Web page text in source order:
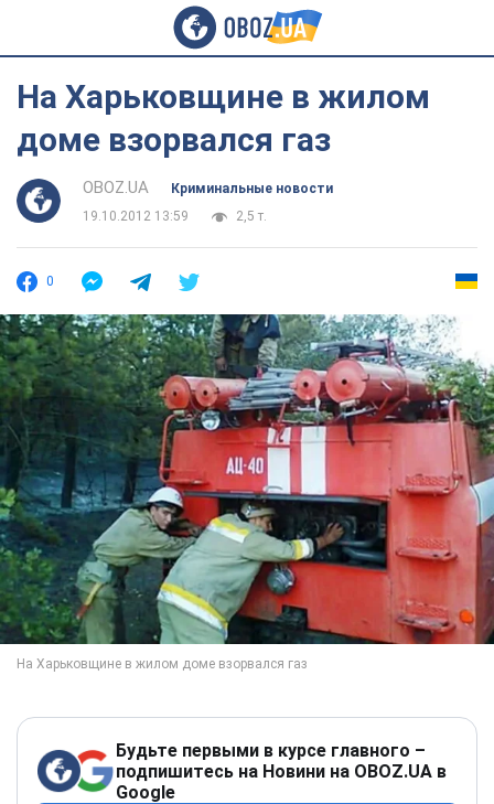
На Харьковщине в жилом
доме взорвался газ
OBOZ.UA
Криминальные новости
19.10.2012 13:59
2,5 т.
0
Будьте первыми в курсе главного –
подпишитесь на Новини на OBOZ.UA в
Google